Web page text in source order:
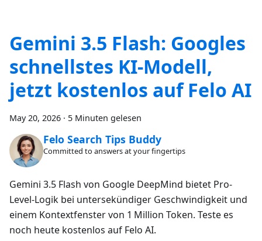
Gemini 3.5 Flash: Googles
schnellstes KI-Modell,
jetzt kostenlos auf Felo AI
May 20, 2026 · 5 Minuten gelesen
Felo Search Tips Buddy
Committed to answers at your fingertips
Gemini 3.5 Flash von Google DeepMind bietet Pro-
Level-Logik bei untersekündiger Geschwindigkeit und
einem Kontextfenster von 1 Million Token. Teste es
noch heute kostenlos auf Felo AI.